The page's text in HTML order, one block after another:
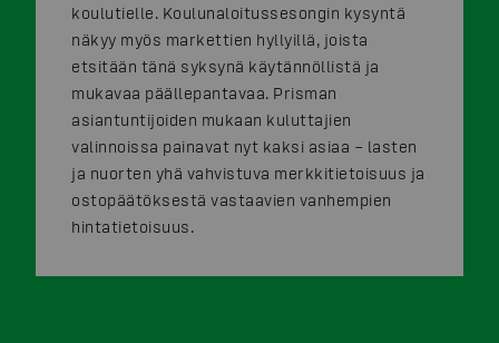
koulutielle. Koulunaloitussesongin kysyntä
näkyy myös markettien hyllyillä, joista
etsitään tänä syksynä käytännöllistä ja
mukavaa päällepantavaa. Prisman
asiantuntijoiden mukaan kuluttajien
valinnoissa painavat nyt kaksi asiaa – lasten
ja nuorten yhä vahvistuva merkkitietoisuus ja
ostopäätöksestä vastaavien vanhempien
hintatietoisuus.